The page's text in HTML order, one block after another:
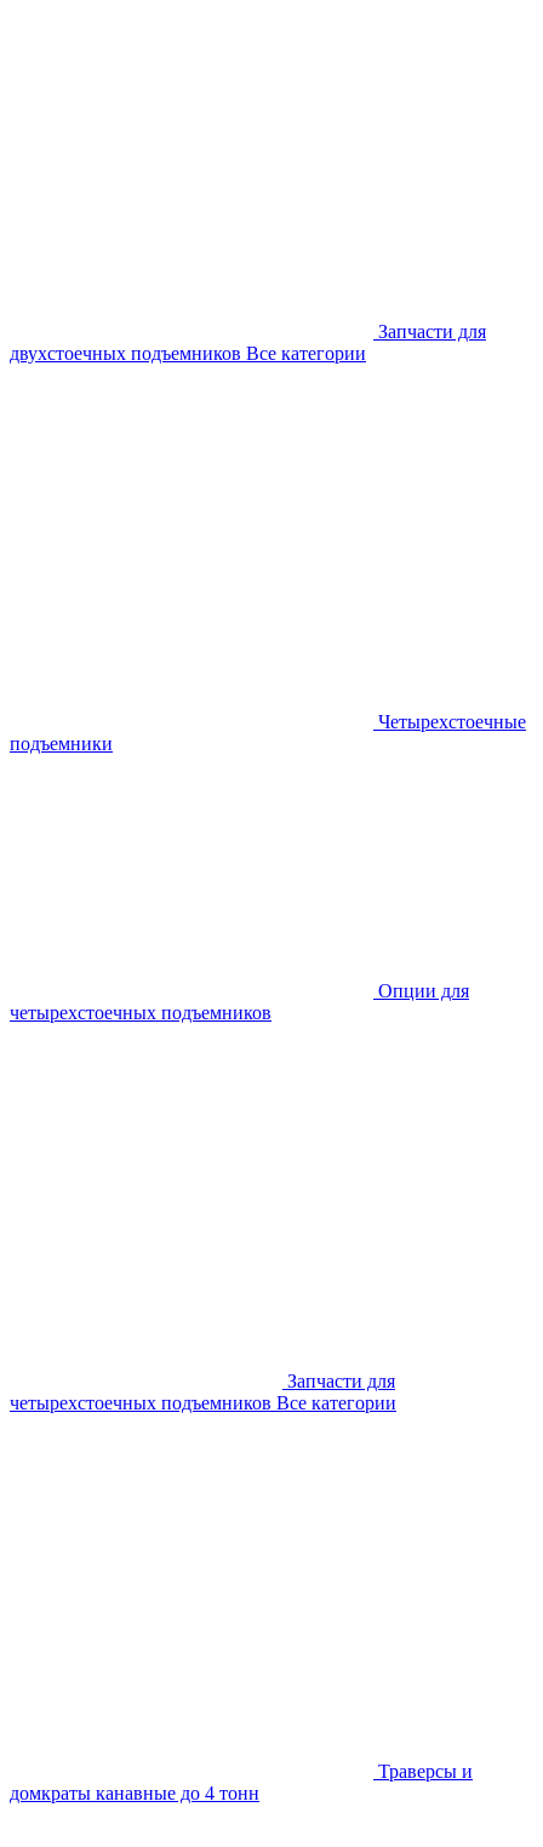
Запчасти для
двухстоечных подъемников Все категории
Четырехстоечные
подъемники
Опции для
четырехстоечных подъемников
Запчасти для
четырехстоечных подъемников Все категории
Траверсы и
домкраты канавные до 4 тонн